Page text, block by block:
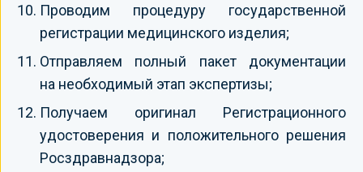
Проводим процедуру государственной
регистрации медицинского изделия;
Отправляем полный пакет документации
на необходимый этап экспертизы;
Получаем оригинал Регистрационного
удостоверения и положительного решения
Росздравнадзора;